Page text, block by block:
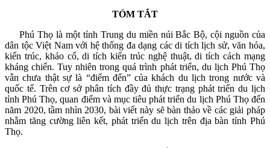
TÓM TẮT
Phú Thọ là một tỉnh Trung du miền núi Bắc Bộ, cội nguồn của
dân tộc Việt Nam với hệ thống đa dạng các di tích lịch sử, văn hóa,
kiến trúc, khảo cổ, di tích kiến trúc nghệ thuật, di tích cách mạng
kháng chiến. Tuy nhiên trong quá trình phát triển, du lịch Phú Thọ
vẫn chưa thật sự là “điểm đến” của khách du lịch trong nước và
quốc tế. Trên cơ sở phân tích đầy đủ thực trạng phát triển du lịch
tỉnh Phú Thọ, quan điểm và mục tiêu phát triển du lịch Phú Thọ đến
năm 2020, tầm nhìn 2030, bài viết này sẽ bàn thảo về các giải pháp
nhằm tăng cường liên kết, phát triển du lịch trên địa bàn tỉnh Phú
Thọ.